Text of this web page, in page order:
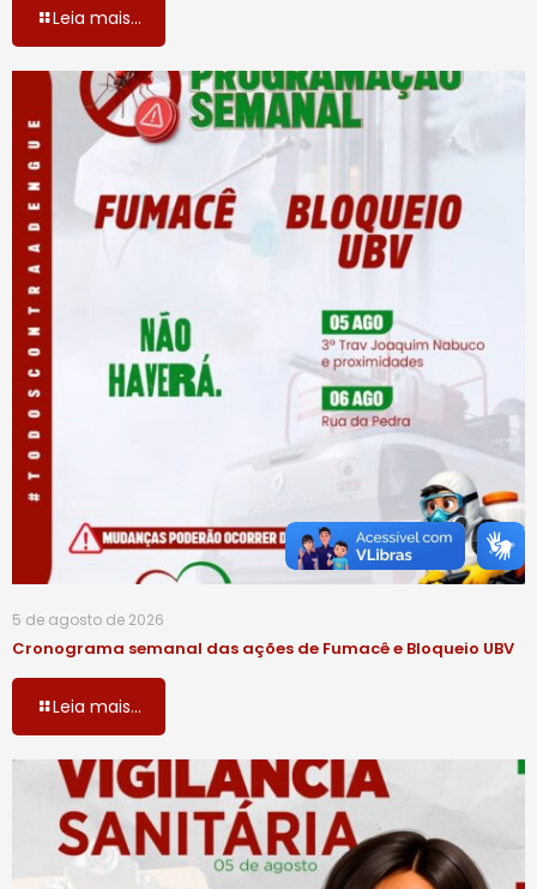
Leia mais...
5 de agosto de 2026
Cronograma semanal das ações de Fumacê e Bloqueio UBV
Leia mais...